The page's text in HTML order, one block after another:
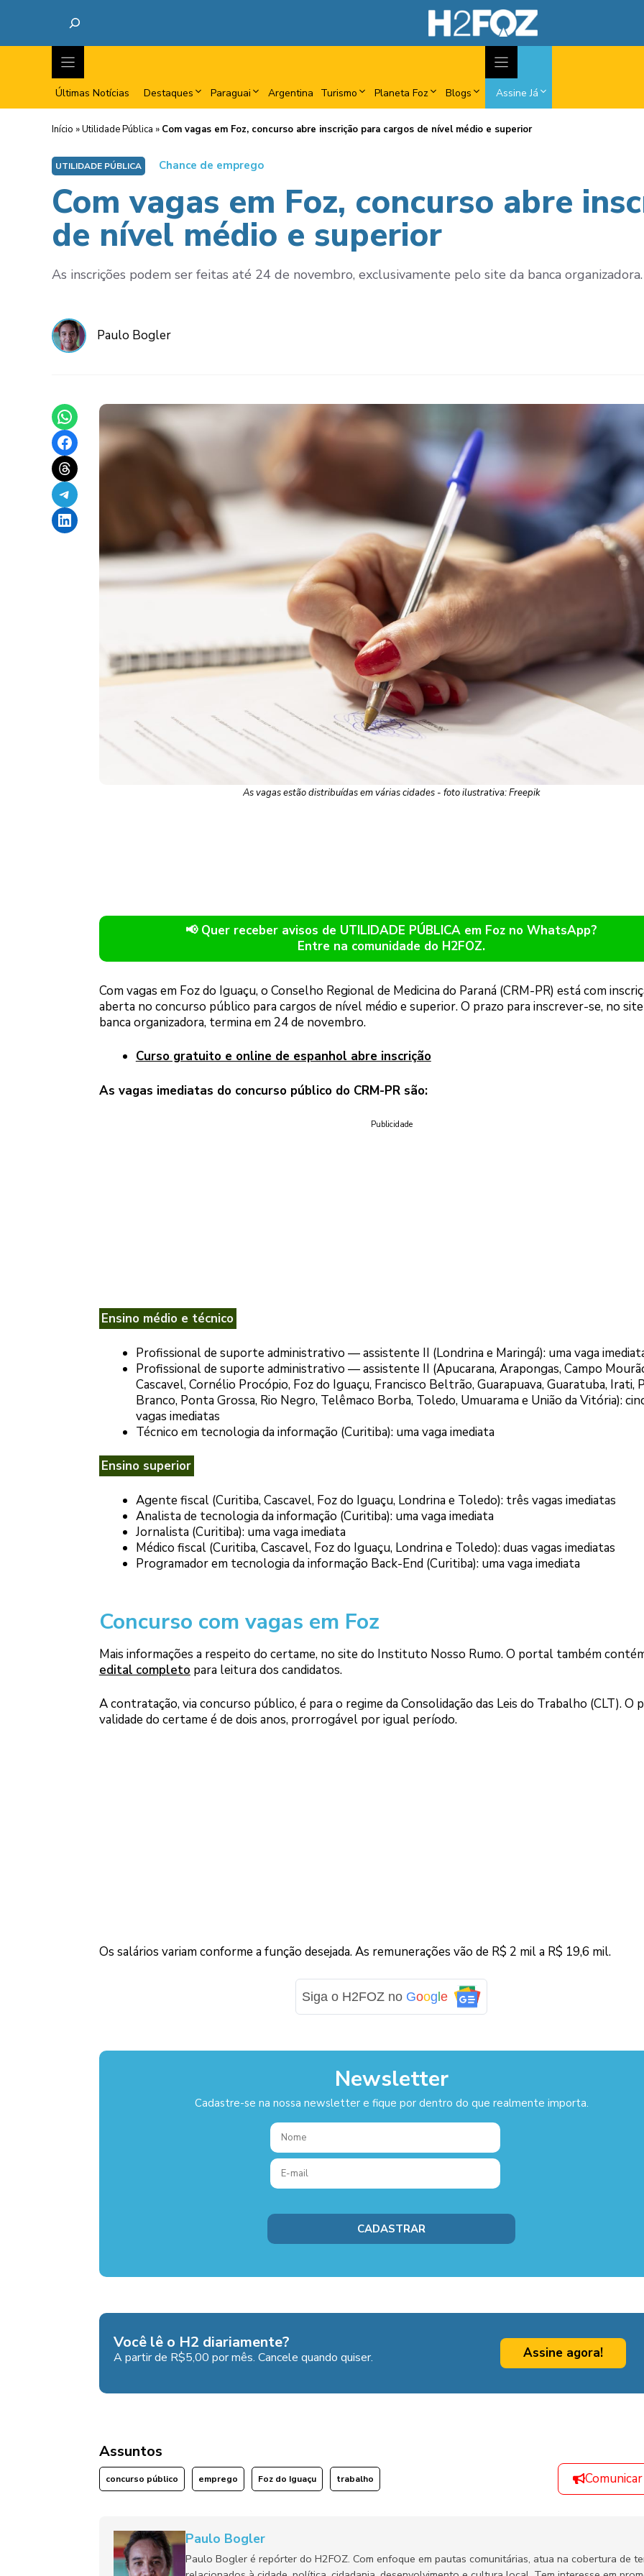
Últimas Notícias Destaques Paraguai Argentina Turismo Planeta Foz Blogs Assine Já
Início »Utilidade Pública » Com vagas em Foz, concurso abre inscrição para cargos de nível médio e superior
UTILIDADE PÚBLICA Chance de emprego
Com vagas em Foz, concurso abre
de nível médio e superior
As inscrições podem ser feitas até 24 de novembro, exclusivamente pelo site da banca organizadora.
Paulo Bogler
Share on WhatsApp
Share on Facebook
Share on Threads
Share on Telegram
Share on LinkedIn
As vagas estão distribuídas em várias cidades - foto ilustrativa: Freepik
📢 Quer receber avisos de UTILIDADE PÚBLICA em Foz no WhatsApp?
Entre na comunidade do H2FOZ.
Com vagas em Foz do Iguaçu, o Conselho Regional de Medicina do Paraná (CRM-PR) está com
aberta no concurso público para cargos de nível médio e superior. O prazo para inscrever-se, no
banca organizadora, termina em 24 de novembro.
Curso gratuito e online de espanhol abre inscrição
As vagas imediatas do concurso público do CRM-PR são:
Publicidade
Ensino médio e técnico
Profissional de suporte administrativo — assistente II (Londrina e Maringá): uma vaga
Profissional de suporte administrativo — assistente II (Apucarana, Arapongas, Campo
Cascavel, Cornélio Procópio, Foz do Iguaçu, Francisco Beltrão, Guarapuava, Guaratuba, Irati,
Branco, Ponta Grossa, Rio Negro, Telêmaco Borba, Toledo, Umuarama e União da Vitória):
vagas imediatas
Técnico em tecnologia da informação (Curitiba): uma vaga imediata
Ensino superior
Agente fiscal (Curitiba, Cascavel, Foz do Iguaçu, Londrina e Toledo): três vagas imediatas
Analista de tecnologia da informação (Curitiba): uma vaga imediata
Jornalista (Curitiba): uma vaga imediata
Médico fiscal (Curitiba, Cascavel, Foz do Iguaçu, Londrina e Toledo): duas vagas imediatas
Programador em tecnologia da informação Back-End (Curitiba): uma vaga imediata
Concurso com vagas em Foz
Mais informações a respeito do certame, no site do Instituto Nosso Rumo. O portal também
edital completo para leitura dos candidatos.
A contratação, via concurso público, é para o regime da Consolidação das Leis do Trabalho (CLT). O
validade do certame é de dois anos, prorrogável por igual período.
Os salários variam conforme a função desejada. As remunerações vão de R$ 2 mil a R$ 19,6 mil.
Siga o H2FOZ no Google
Newsletter
Cadastre-se na nossa newsletter e fique por dentro do que realmente importa.
Você lê o H2 diariamente?
A partir de R$5,00 por mês. Cancele quando quiser. Assine agora!
Assuntos
concurso público emprego Foz do Iguaçu trabalho
Paulo Bogler
Paulo Bogler é repórter do H2FOZ. Com enfoque em pautas comunitárias, atua na cobertura de